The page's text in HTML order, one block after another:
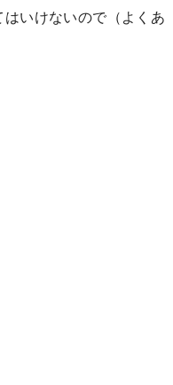
いけないので（よくあ